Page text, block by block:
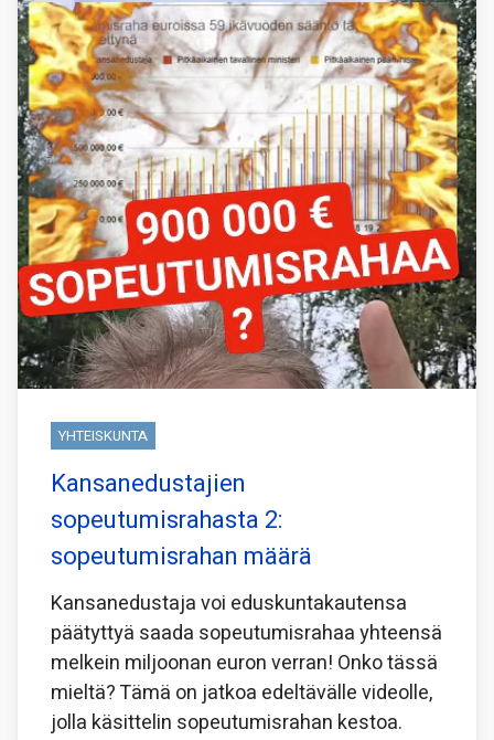
YHTEISKUNTA
Kansanedustajien
sopeutumisrahasta 2:
sopeutumisrahan määrä
Kansanedustaja voi eduskuntakautensa
päätyttyä saada sopeutumisrahaa yhteensä
melkein miljoonan euron verran! Onko tässä
mieltä? Tämä on jatkoa edeltävälle videolle,
jolla käsittelin sopeutumisrahan kestoa.